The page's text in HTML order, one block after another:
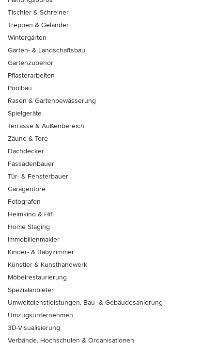
Tischler & Schreiner
Treppen & Geländer
Wintergärten
Garten- & Landschaftsbau
Gartenzubehör
Pflasterarbeiten
Poolbau
Rasen & Gartenbewässerung
Spielgeräte
Terrasse & Außenbereich
Zäune & Tore
Dachdecker
Fassadenbauer
Tür- & Fensterbauer
Garagentore
Fotografen
Heimkino & Hifi
Home Staging
Immobilienmakler
Kinder- & Babyzimmer
Künstler & Kunsthandwerk
Möbelrestaurierung
Spezialanbieter
Umweltdienstleistungen, Bau- & Gebäudesanierung
Umzugsunternehmen
3D-Visualisierung
Verbände, Hochschulen & Organisationen